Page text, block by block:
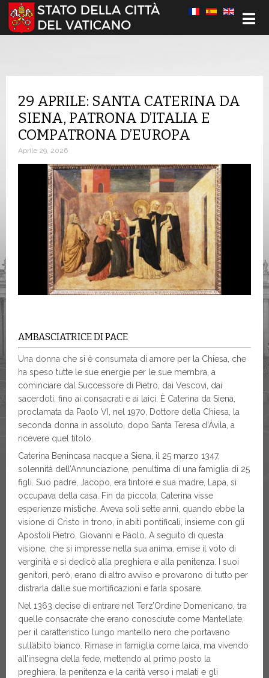
Seleziona la tua lingua
29 APRILE: SANTA CATERINA DA
SIENA, PATRONA D’ITALIA E
COMPATRONA D’EUROPA
Aprile 29, 2026
AMBASCIATRICE DI PACE
Una donna che si è consumata di amore per la Chiesa, che
ha speso tutte le sue energie per le sue membra, a
cominciare dal Successore di Pietro, dai Vescovi, dai
sacerdoti, fino ai consacrati e ai laici. È Caterina da Siena,
proclamata da Paolo VI, nel 1970, Dottore della Chiesa, la
seconda donna in assoluto, dopo Santa Teresa d’Ávila, a
ricevere quel titolo.
Caterina Benincasa nacque a Siena, il 25 marzo 1347,
solennità dell’Annunciazione, penultima di una famiglia di 25
figli. Suo padre, Jacopo, era tintore e sua madre, Lapa, si
occupava della casa. Fin da piccola, Caterina visse
esperienze mistiche. Aveva soli sette anni, quando ebbe la
visione di Cristo in trono, in abiti pontificali, insieme con gli
Apostoli Pietro, Giovanni e Paolo. A seguito di questa
visione, che si impresse nella sua anima, emise il voto di
verginità e si dedicò alla preghiera e alla penitenza. I suoi
genitori, però, erano di altro avviso e provarono di tutto per
distrarla dalle sue mortificazioni e farla sposare.
Nel 1363 decise di entrare nel Terz’Ordine Domenicano, tra
quelle consacrate che erano conosciute come Mantellate,
per il caratteristico lungo mantello nero che portavano
sull’abito bianco. Rimase in famiglia come laica, ma vivendo
all’insegna della fede, mettendo al primo posto la
preghiera, la penitenza e la carità verso i malati e gli